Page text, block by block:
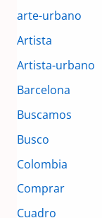
arte-urbano
Artista
Artista-urbano
Barcelona
Buscamos
Busco
Colombia
Comprar
Cuadro